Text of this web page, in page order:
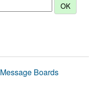
Message Boards